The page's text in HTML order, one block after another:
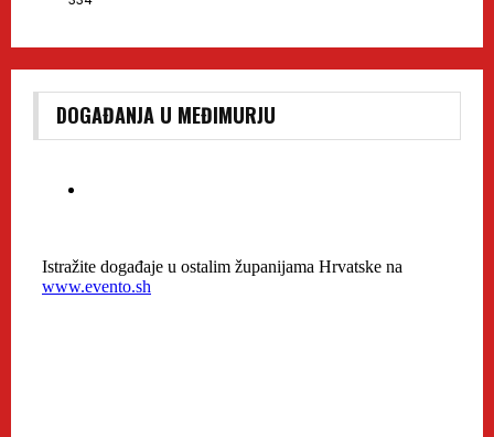
DOGAĐANJA U MEĐIMURJU